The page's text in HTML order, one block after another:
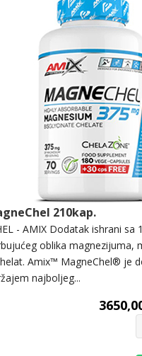
210kap.
- AMIX Dodatak ishrani sa
oblika magnezijuma,
Amix™ MagneChel® je
najboljeg...